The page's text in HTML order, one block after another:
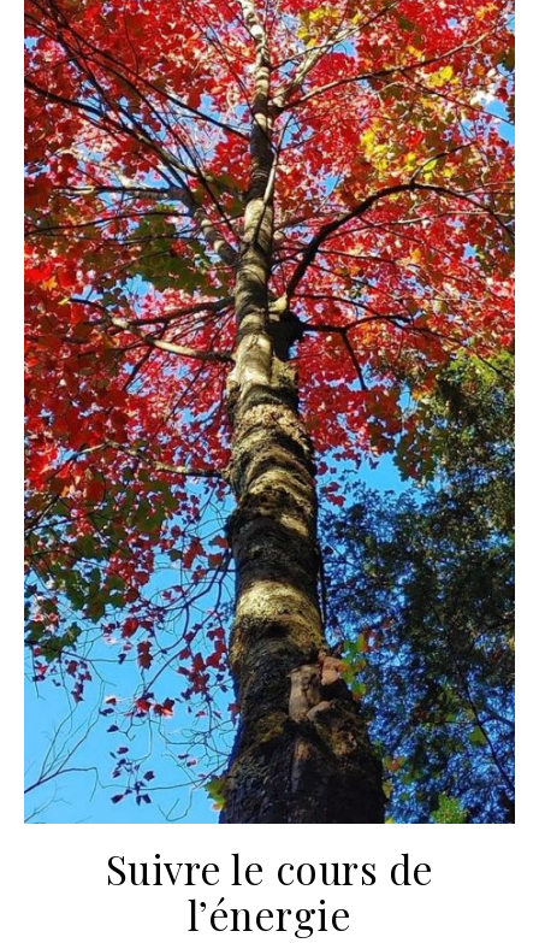
Suivre le cours de
l’énergie